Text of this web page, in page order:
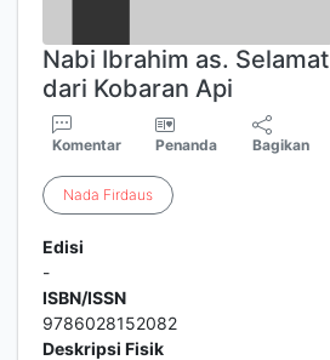
Nabi Ibrahim as. Selamat
dari Kobaran Api
Komentar Penanda Bagikan
Nada Firdaus
Edisi
-
ISBN/ISSN
9786028152082
Deskripsi Fisik